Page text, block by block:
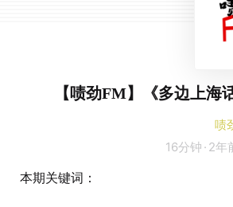
【啧劲FM】《多边上海
啧
16分钟 · 2年
本期关键词：